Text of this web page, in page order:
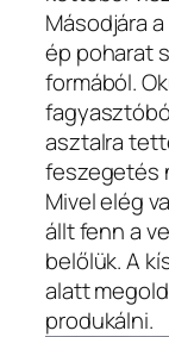
Másodjára
ép poharat
formából.
asztalra
feszegetés
Mivel elég
állt fenn a
belőlük. A
alatt
produkálni.